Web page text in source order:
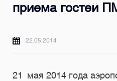
приема гостей
22.05.2014
21 мая 2014 года